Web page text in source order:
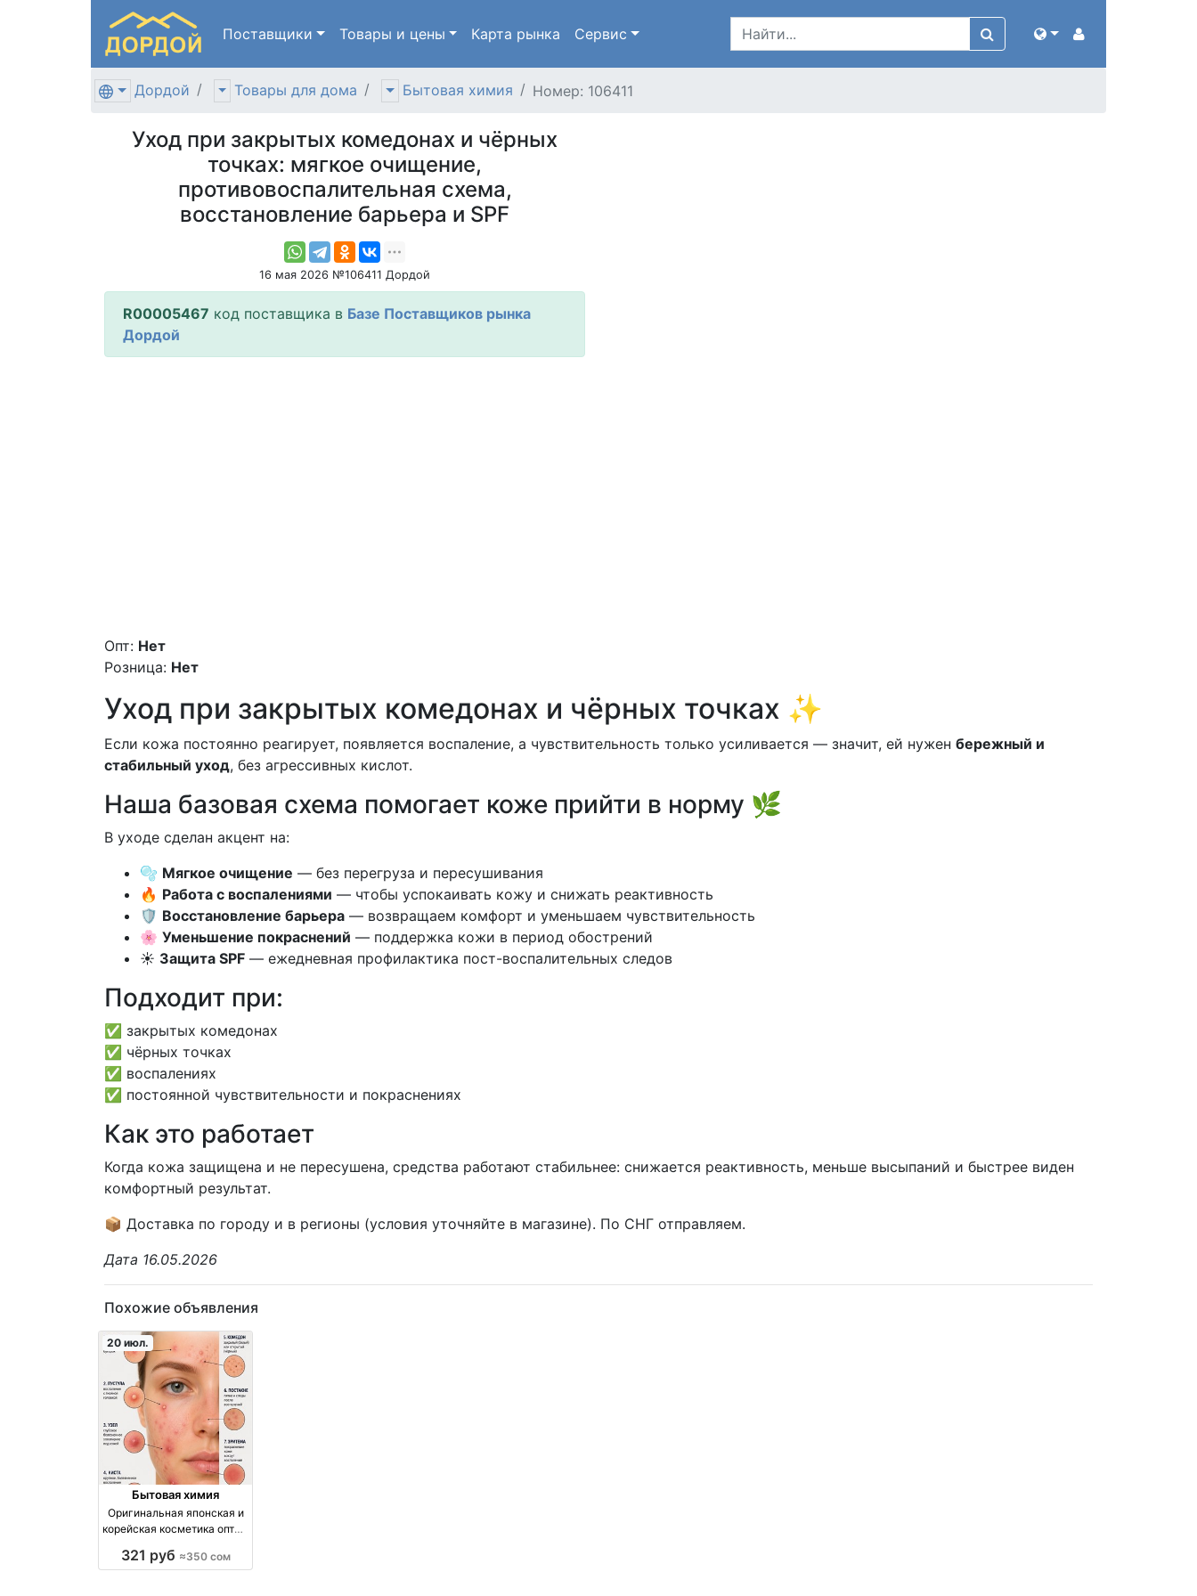
Поставщики Товары и цены Карта рынка Сервис
Дордой Товары для дома Бытовая химия Номер: 106411
Уход при закрытых комедонах и чёрных
точках: мягкое очищение,
противовоспалительная схема,
восстановление барьера и SPF
16 мая 2026 №106411 Дордой
R00005467 код поставщика в Базе Поставщиков рынка
Дордой
Опт: Нет
Розница: Нет
Уход при закрытых комедонах и чёрных точках ✨
Если кожа постоянно реагирует, появляется воспаление, а чувствительность только усиливается — значит, ей нужен бережный и
стабильный уход, без агрессивных кислот.
Наша базовая схема помогает коже прийти в норму 🌿
В уходе сделан акцент на:
🫧 Мягкое очищение — без перегруза и пересушивания
🔥 Работа с воспалениями — чтобы успокаивать кожу и снижать реактивность
🛡️ Восстановление барьера — возвращаем комфорт и уменьшаем чувствительность
🌸 Уменьшение покраснений — поддержка кожи в период обострений
☀️ Защита SPF — ежедневная профилактика пост-воспалительных следов
Подходит при:
✅ закрытых комедонах
✅ чёрных точках
✅ воспалениях
✅ постоянной чувствительности и покраснениях
Как это работает
Когда кожа защищена и не пересушена, средства работают стабильнее: снижается реактивность, меньше высыпаний и быстрее виден
комфортный результат.
📦 Доставка по городу и в регионы (условия уточняйте в магазине). По СНГ отправляем.
Дата 16.05.2026
Похожие объявления
20 июл.
Бытовая химия
Оригинальная японская и
корейская косметика оптом
городу и СНГ оптом
321 руб ≈350 сом